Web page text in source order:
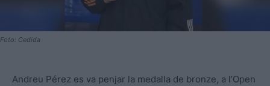
Foto: Cedida
Andreu Pérez es va penjar la medalla de bronze, a l’Open